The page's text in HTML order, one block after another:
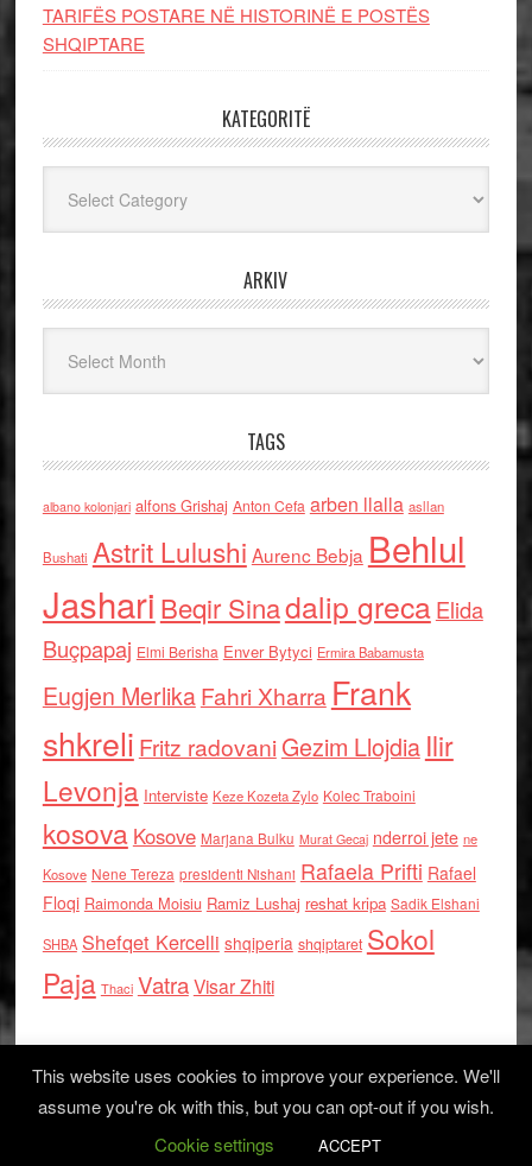
TARIFËS POSTARE NË HISTORINË E POSTËS
SHQIPTARE
KATEGORITË
ARKIV
TAGS
albano kolonjari alfons Grishaj Anton Cefa arben llalla asllan
Bushati Astrit Lulushi Aurenc Bebja Behlul
Jashari Beqir Sinadalip grecaElida
Buçpapaj Elmi Berisha Enver Bytyci Ermira Babamusta
Eugjen MerlikaFahri Xharra Frank
shkreli Fritz radovaniGezim Llojdia Ilir
Levonja Interviste Keze Kozeta Zylo Kolec Traboini
kosova Kosove Marjana Bulku Murat Gecaj nderroi jete ne
Kosove Nene Tereza presidenti Nishani Rafaela Prifti Rafael
Floqi Raimonda Moisiu Ramiz Lushaj reshat kripa Sadik Elshani
SHBA Shefqet Kercelli shqiperia shqiptaret Sokol
Paja Thaci VatraVisar Zhiti
Log in
This website uses cookies to improve your experience. We'll
assume you're ok with this, but you can opt-out if you wish.
Cookie settings
ACCEPT